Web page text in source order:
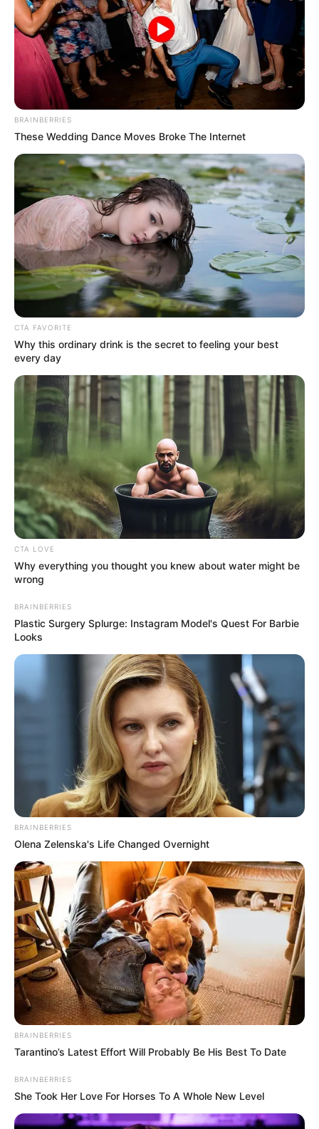
BRAINBERRIES
These Wedding Dance Moves Broke The Internet
CTA FAVORITE
Why this ordinary drink is the secret to feeling your best
every day
CTA LOVE
Why everything you thought you knew about water might be
wrong
BRAINBERRIES
Plastic Surgery Splurge: Instagram Model's Quest For Barbie
Looks
BRAINBERRIES
Olena Zelenska's Life Changed Overnight
BRAINBERRIES
Tarantino’s Latest Effort Will Probably Be His Best To Date
BRAINBERRIES
She Took Her Love For Horses To A Whole New Level